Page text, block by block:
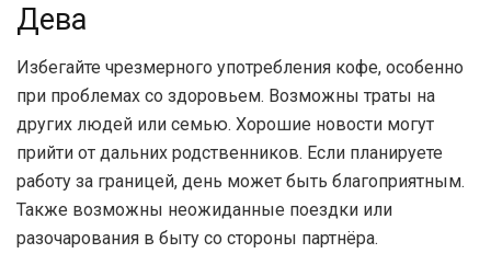
Дева
Избегайте чрезмерного употребления кофе, особенно
при проблемах со здоровьем. Возможны траты на
других людей или семью. Хорошие новости могут
прийти от дальних родственников. Если планируете
работу за границей, день может быть благоприятным.
Также возможны неожиданные поездки или
разочарования в быту со стороны партнёра.